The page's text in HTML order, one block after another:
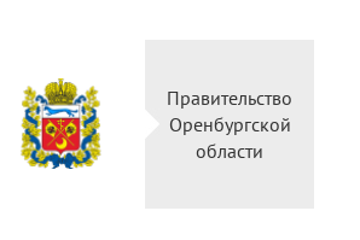
Правительство
Оренбургской
области